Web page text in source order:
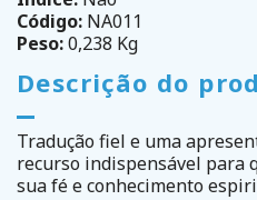
Código: NA011
Peso:0,238 Kg
Descrição do
Tradução fiel e uma
recurso indispensável para
sua fé e conhecimento